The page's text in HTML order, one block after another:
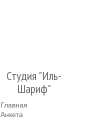
Студия "Иль-
Шариф"
Главная
Анкета